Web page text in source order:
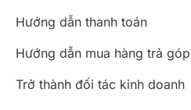
Hướng dẫn thanh toán
Hướng dẫn mua hàng trả góp
Trở thành đối tác kinh doanh